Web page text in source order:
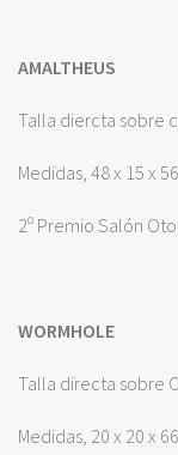
AMALTHEUS
Talla diercta sobre
Medidas, 48 x 15 x
2º Premio Salón
WORMHOLE
Talla directa sobre
Medidas, 20 x 20 x